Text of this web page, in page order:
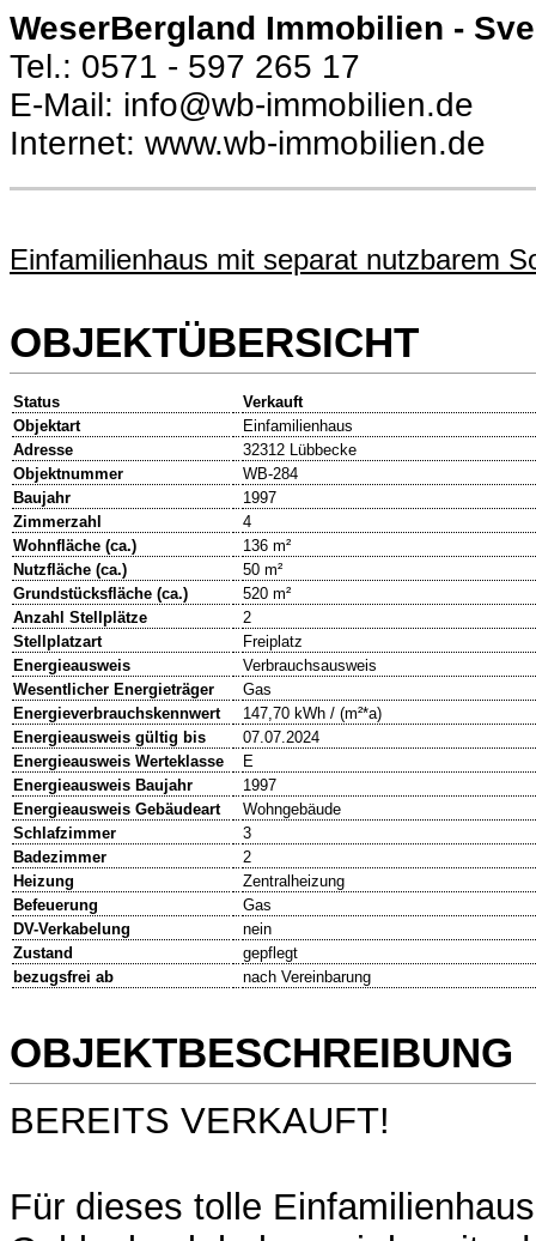
WeserBergland Immobilien -
Tel.: 0571 - 597 265 17
E-Mail: info@wb-immobilien.de
Internet: www.wb-immobilien.de
Einfamilienhaus mit separat nutzbarem
OBJEKTÜBERSICHT
Status
Verkauft
Objektart
Einfamilienhaus
Adresse
32312 Lübbecke
Objektnummer
WB-284
Baujahr
1997
Zimmerzahl
4
Wohnfläche (ca.)
136 m²
Nutzfläche (ca.)
50 m²
Grundstücksfläche (ca.)
520 m²
Anzahl Stellplätze
2
Stellplatzart
Freiplatz
Energieausweis
Verbrauchsausweis
Wesentlicher Energieträger
Gas
Energieverbrauchskennwert
147,70 kWh / (m²*a)
Energieausweis gültig bis
07.07.2024
Energieausweis Werteklasse
E
Energieausweis Baujahr
1997
Energieausweis Gebäudeart
Wohngebäude
Schlafzimmer
3
Badezimmer
2
Heizung
Zentralheizung
Befeuerung
Gas
DV-Verkabelung
nein
Zustand
gepflegt
bezugsfrei ab
nach Vereinbarung
OBJEKTBESCHREIBUNG
BEREITS VERKAUFT!
Für dieses tolle